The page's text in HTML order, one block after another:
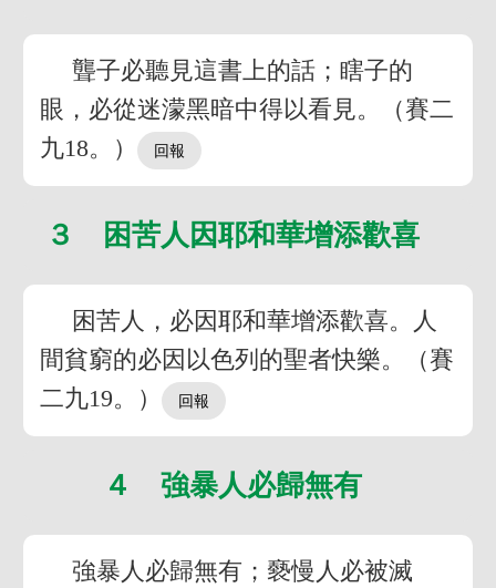
聾子必聽見這書上的話；瞎子的
眼，必從迷濛黑暗中得以看見。（賽二
九18。）
３ 困苦人因耶和華增添歡喜
困苦人，必因耶和華增添歡喜。人
間貧窮的必因以色列的聖者快樂。（賽
二九19。）
４ 強暴人必歸無有
強暴人必歸無有；褻慢人必被滅